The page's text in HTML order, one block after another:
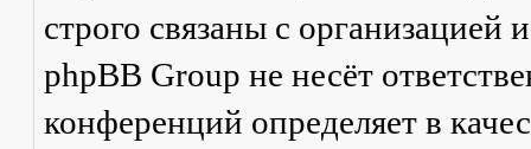
строго связаны с
phpBB Group не несёт
конференций определяет в